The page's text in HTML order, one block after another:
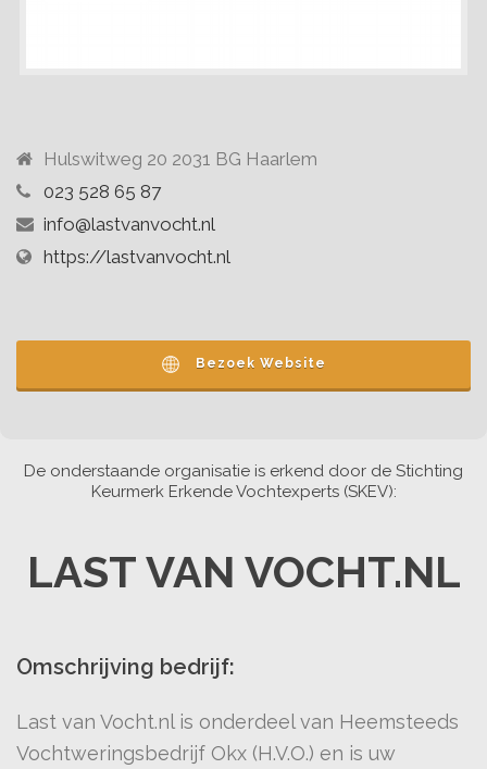
Hulswitweg 20 2031 BG Haarlem
023 528 65 87
info@lastvanvocht.nl
https://lastvanvocht.nl
Bezoek Website
De onderstaande organisatie is erkend door de Stichting
Keurmerk Erkende Vochtexperts (SKEV):
LAST VAN VOCHT.NL
Omschrijving bedrijf:
Last van Vocht.nl is onderdeel van Heemsteeds
Vochtweringsbedrijf Okx (H.V.O.) en is uw